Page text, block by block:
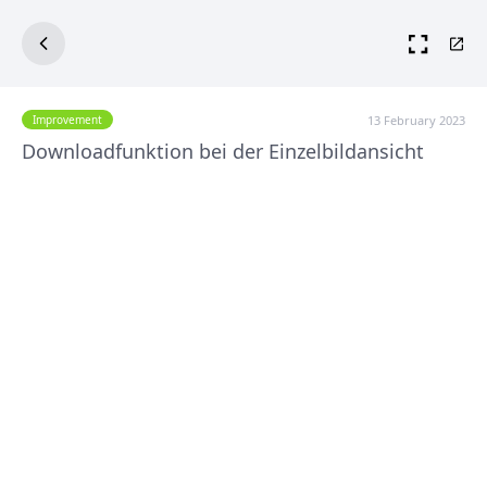
Improvement 13 February 2023
Downloadfunktion bei der Einzelbildansicht